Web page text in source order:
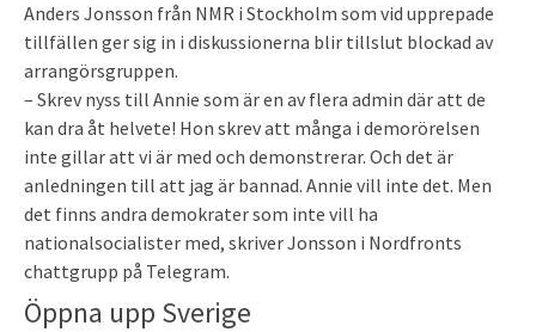
Anders Jonsson från NMR i Stockholm som vid upprepade
tillfällen ger sig in i diskussionerna blir tillslut blockad av
arrangörsgruppen.
– Skrev nyss till Annie som är en av flera admin där att de
kan dra åt helvete! Hon skrev att många i demorörelsen
inte gillar att vi är med och demonstrerar. Och det är
anledningen till att jag är bannad. Annie vill inte det. Men
det finns andra demokrater som inte vill ha
nationalsocialister med, skriver Jonsson i Nordfronts
chattgrupp på Telegram.
Öppna upp Sverige